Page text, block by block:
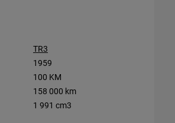
TR3
1959
100 KM
158 000 km
1 991 cm3